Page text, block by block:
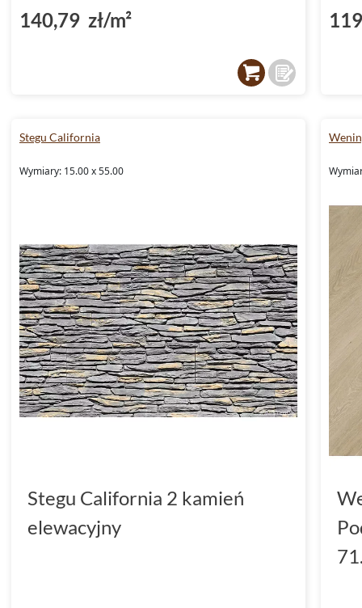
140,79 zł/m²
Stegu California
Wymiary: 15.00 x 55.00
Stegu California 2 kamień
elewacyjny